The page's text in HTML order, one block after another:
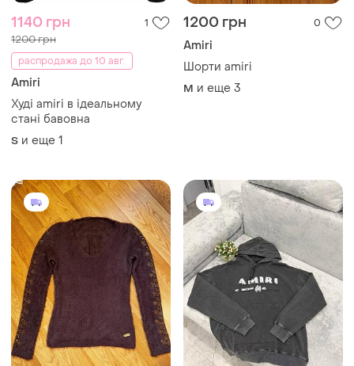
1140 грн 1
1200 грн
распродажа до 10 авг.
Amiri
Худі amiri в ідеальному
стані бавовна
S и еще 1
1200 грн 0
Amiri
Шорти amiri
M и еще 3